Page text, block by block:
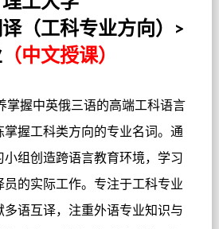
（工科专业方向） >
（中文授课）
掌握中英俄三语的高端工科语言
握工科类方向的专业名词。通
组创造跨语言教育环境，学习
的实际工作。专注于工科专业
语互译，注重外语专业知识与